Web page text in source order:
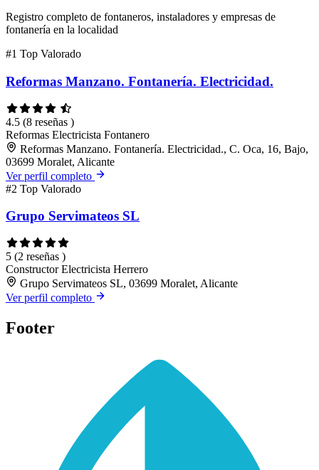
Registro completo de fontaneros, instaladores y empresas de
fontanería en la localidad
#1 Top Valorado
Reformas Manzano. Fontanería. Electricidad.
4.5 (8 reseñas )
Reformas Electricista Fontanero
Reformas Manzano. Fontanería. Electricidad., C. Oca, 16, Bajo,
03699 Moralet, Alicante
Ver perfil completo
#2 Top Valorado
Grupo Servimateos SL
5 (2 reseñas )
ConstructorElectricista Herrero
Grupo Servimateos SL, 03699 Moralet, Alicante
Ver perfil completo
Footer